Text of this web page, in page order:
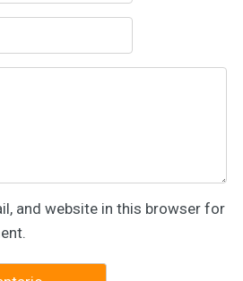
and website in this browser for